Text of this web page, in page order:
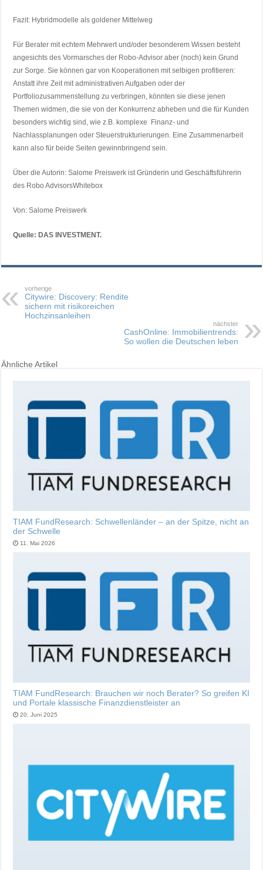
Fazit: Hybridmodelle als goldener Mittelweg
Für Berater mit echtem Mehrwert und/oder besonderem Wissen besteht
angesichts des Vormarsches der Robo-Advisor aber (noch) kein Grund
zur Sorge. Sie können gar von Kooperationen mit selbigen profitieren:
Anstatt ihre Zeit mit administrativen Aufgaben oder der
Portfoliozusammenstellung zu verbringen, könnten sie diese jenen
Themen widmen, die sie von der Konkurrenz abheben und die für Kunden
besonders wichtig sind, wie z.B. komplexe Finanz- und
Nachlassplanungen oder Steuerstrukturierungen. Eine Zusammenarbeit
kann also für beide Seiten gewinnbringend sein.
Über die Autorin: Salome Preiswerk ist Gründerin und Geschäftsführerin
des Robo AdvisorsWhitebox
Von: Salome Preiswerk
Quelle: DAS INVESTMENT.
vorherige
Citywire: Discovery: Rendite
sichern mit risikoreichen
Hochzinsanleihen
nächster
CashOnline: Immobilientrends:
So wollen die Deutschen leben
Ähnliche Artikel
TIAM FundResearch: Schwellenländer – an der Spitze, nicht an
der Schwelle
11. Mai 2026
TIAM FundResearch: Brauchen wir noch Berater? So greifen KI
und Portale klassische Finanzdienstleister an
20. Juni 2025